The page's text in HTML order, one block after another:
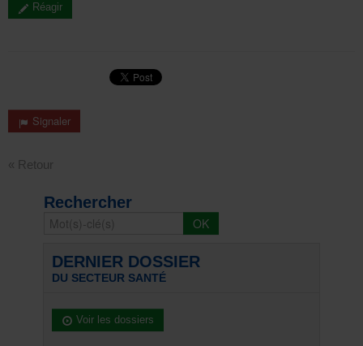
Réagir
Signaler
« Retour
Rechercher
DERNIER DOSSIER
DU SECTEUR SANTÉ
Voir les dossiers